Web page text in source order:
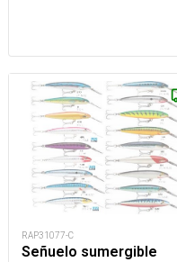
RAP31077-C
Señuelo sumergible